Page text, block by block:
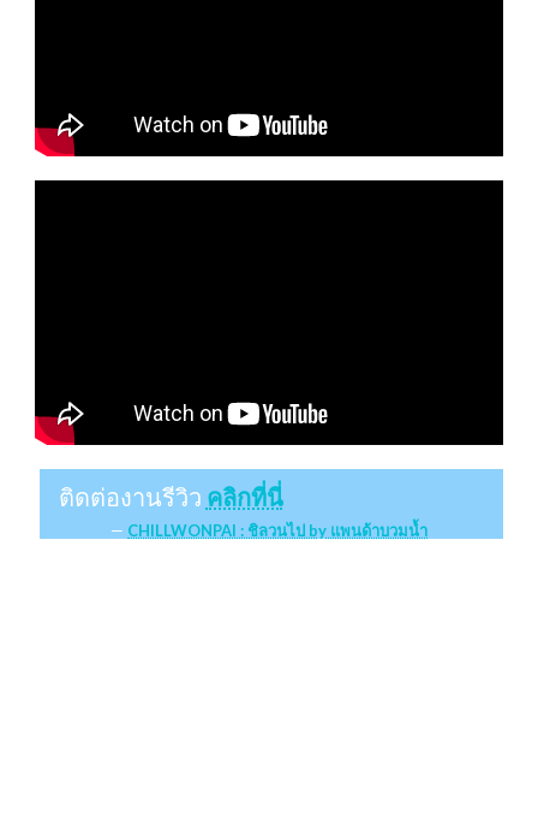
ติดต่องานรีวิว คลิกที่นี่
CHILLWONPAI : ชิลวนไป by แพนด้าบวมน้ำ